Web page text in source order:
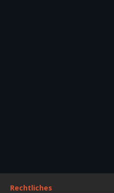
Rechtliches